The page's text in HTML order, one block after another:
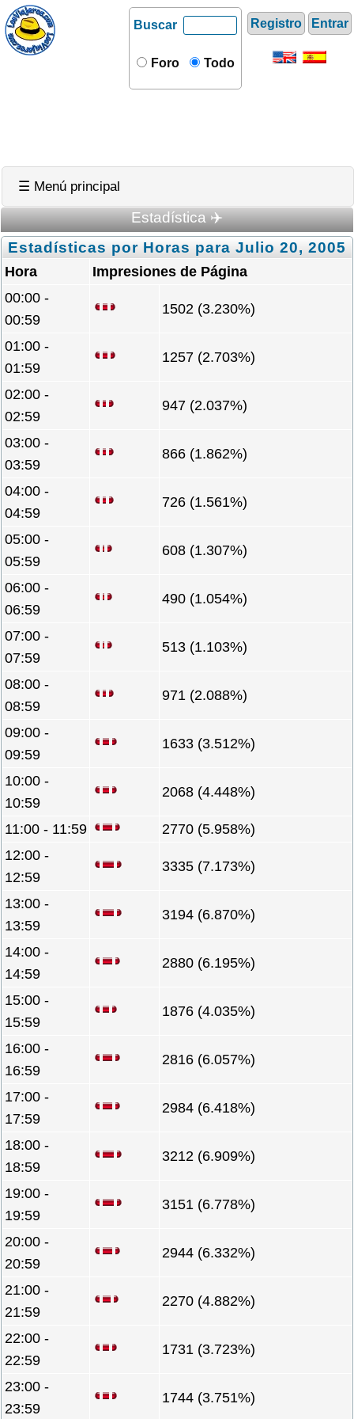
Registro Entrar
Buscar
Foro Todo
☰ Menú principal
Estadística ✈️
Estadísticas por Horas para Julio 20, 2005
Hora
Impresiones de Página
00:00 -
00:59
1502 (3.230%)
01:00 -
01:59
1257 (2.703%)
02:00 -
02:59
947 (2.037%)
03:00 -
03:59
866 (1.862%)
04:00 -
04:59
726 (1.561%)
05:00 -
05:59
608 (1.307%)
06:00 -
06:59
490 (1.054%)
07:00 -
07:59
513 (1.103%)
08:00 -
08:59
971 (2.088%)
09:00 -
09:59
1633 (3.512%)
10:00 -
10:59
2068 (4.448%)
11:00 - 11:59
2770 (5.958%)
12:00 -
12:59
3335 (7.173%)
13:00 -
13:59
3194 (6.870%)
14:00 -
14:59
2880 (6.195%)
15:00 -
15:59
1876 (4.035%)
16:00 -
16:59
2816 (6.057%)
17:00 -
17:59
2984 (6.418%)
18:00 -
18:59
3212 (6.909%)
19:00 -
19:59
3151 (6.778%)
20:00 -
20:59
2944 (6.332%)
21:00 -
21:59
2270 (4.882%)
22:00 -
22:59
1731 (3.723%)
23:00 -
23:59
1744 (3.751%)